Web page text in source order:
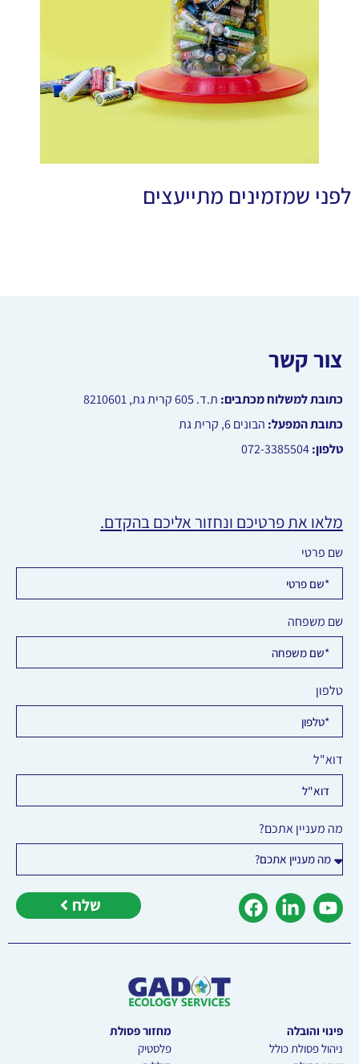
לפני שמזמינים מתייעצים
צור קשר
כתובת למשלוח מכתבים: ת.ד. 605קרית גת, 8210601
כתובת המפעל: הבונים 6, קרית גת
טלפון:
מלאו את פרטיכם ונחזור אליכם בהקדם.
שם פרטי
שם משפחה
טלפון
דוא"ל
מה מעניין אתכם?
שלח
פינוי והובלה
ניהול פסולת כולל
מחזור פסולת
פלסטיק